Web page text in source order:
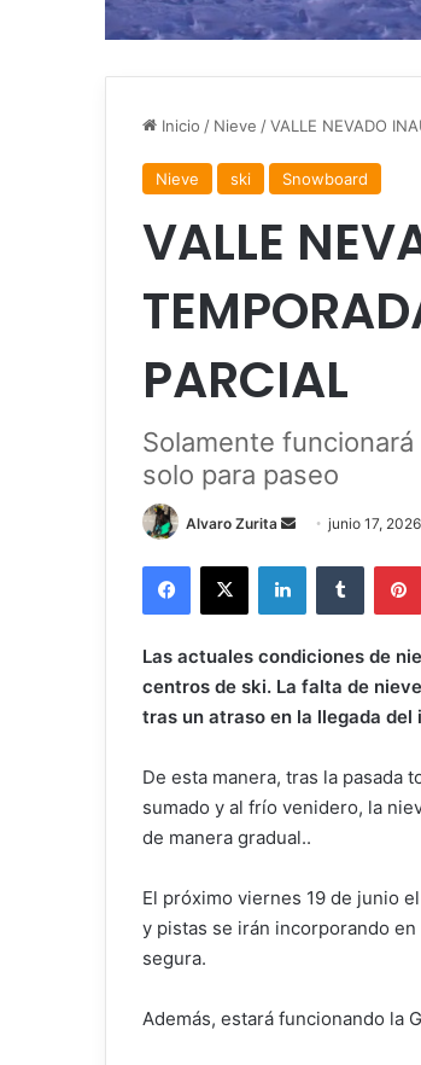
Inicio / Nieve /VALLE NEVADO
Nieve ski Snowboard
VALLE
PARCIAL
Solamente
solo para paseo
Alvaro Zurita
Sendjunio 17, 2026
Facebook
X LinkedInTumblr
Las actuales condiciones de
centros de ski. La falta de
tras un atraso en la llegada
De esta manera, tras la pasada
sumado y al frío venidero, la
de manera gradual..
El próximo viernes 19 de junio el
y pistas se irán incorporando
segura.
Además, estará funcionando la